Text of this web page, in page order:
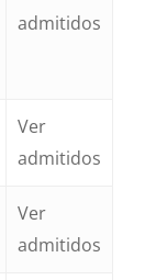
admitidos
Ver
admitidos
Ver
admitidos